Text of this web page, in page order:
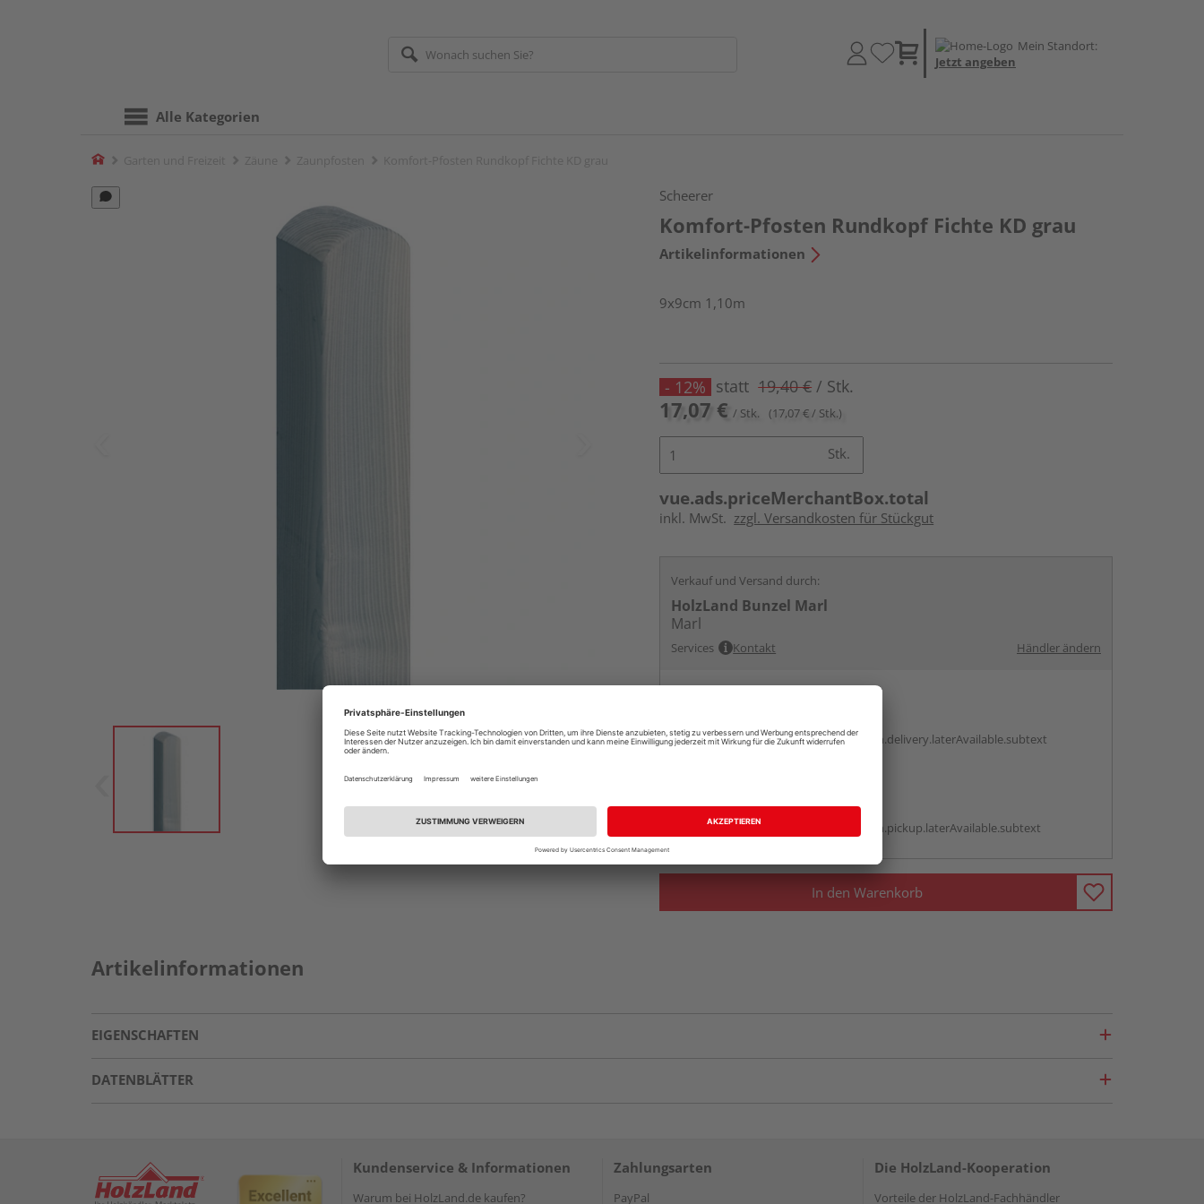
Mein Standort:
Jetzt angeben
Alle Kategorien
Home
Scheerer
Komfort-Pfosten Rundkopf Fichte KD grau
Artikelinformationen
9x9cm 1,10m
- 12% statt 19,40 € / Stk.
17,07 € / Stk. (17,07 € / Stk.)
Stk.
vue.ads.priceMerchantBox.total
inkl. MwSt. zzgl. Versandkosten für Stückgut
Verkauf und Versand durch:
HolzLand Bunzel Marl
Marl
Services Kontakt Händler ändern
vue.ads.priceMerchantBox.option.delivery.laterAvailable.subtext
Auf Vorbestellung:
vue.ads.priceMerchantBox.option.pickup.laterAvailable.subtext
In den Warenkorb
Artikelinformationen
EIGENSCHAFTEN
DATENBLÄTTER
Kundenservice & Informationen
Warum bei HolzLand.de kaufen?
Zahlungsarten
PayPal
Die HolzLand-Kooperation
Vorteile der HolzLand-Fachhändler